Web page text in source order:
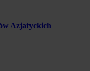
Azjatyckich